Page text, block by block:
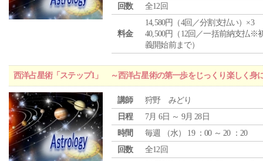
回数
全12回
料金
14,580円（4回／分割支払い）×3
40,500円（12回／一括前納支払※
義開始前まで）
西洋占星術「ステップ1」 ～西洋占星術の第一歩をじっくり楽しく身
講師
狩野 みどり
日程
7月 6日 ～ 9月 28日
時間
毎週 （水） 19 ：00 ～ 20 ：20
回数
全12回